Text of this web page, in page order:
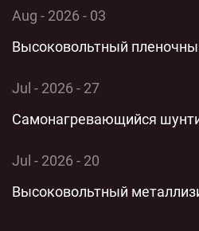
Aug - 2026 - 03
Высоковольтный
Jul - 2026 - 27
Самонагревающийся
защиты для современных
Jul - 2026 - 20
Высоковольтный